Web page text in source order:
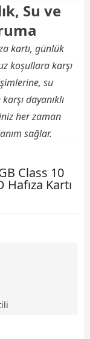
Su ve
kartı, günlük
koşullara karşı
su
dayanıklı
her zaman
sağlar.
Class 10
Kartı